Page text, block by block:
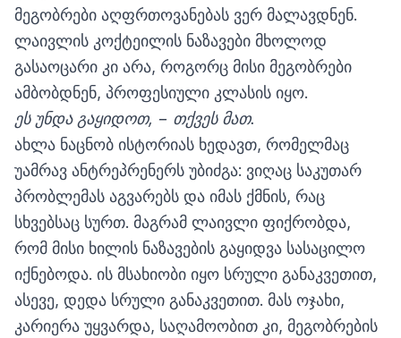
მეგობრები აღფრთოვანებას ვერ მალავდნენ.
ლაივლის კოქტეილის ნაზავები მხოლოდ
გასაოცარი კი არა, როგორც მისი მეგობრები
ამბობდნენ, პროფესიული კლასის იყო.
ეს უნდა გაყიდოთ, − თქვეს მათ.
ახლა ნაცნობ ისტორიას ხედავთ, რომელმაც
უამრავ ანტრეპრენერს უბიძგა: ვიღაც საკუთარ
პრობლემას აგვარებს და იმას ქმნის, რაც
სხვებსაც სურთ. მაგრამ ლაივლი ფიქრობდა,
რომ მისი ხილის ნაზავების გაყიდვა სასაცილო
იქნებოდა. ის მსახიობი იყო სრული განაკვეთით,
ასევე, დედა სრული განაკვეთით. მას ოჯახი,
კარიერა უყვარდა, საღამოობით კი, მეგობრების